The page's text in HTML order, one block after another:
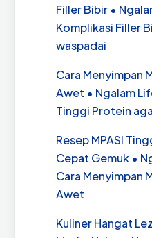
Filler Bibir •
Komplikasi Filler
waspadai
Cara Menyimpan
Awet • Ngalam
Tinggi Protein
Resep MPASI
Cepat Gemuk •
Cara Menyimpan
Awet
Kuliner Hangat